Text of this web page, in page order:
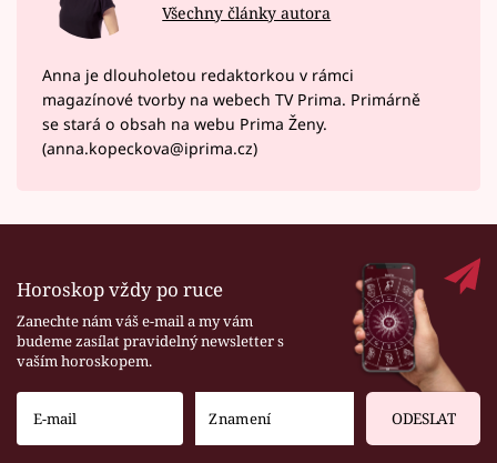
Všechny články autora
Anna je dlouholetou redaktorkou v rámci
magazínové tvorby na webech TV Prima. Primárně
se stará o obsah na webu Prima Ženy.
(anna.kopeckova@iprima.cz)
Horoskop vždy po ruce
Zanechte nám váš e-mail a my vám
budeme zasílat pravidelný newsletter s
vaším horoskopem.
ODESLAT